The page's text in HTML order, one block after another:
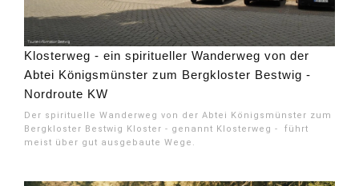
Klosterweg - ein spiritueller Wanderweg von der
Abtei Königsmünster zum Bergkloster Bestwig -
Nordroute KW
Der spirituelle Wanderweg von der Abtei Königsmünster zum
Bergkloster Bestwig Kloster - genannt Klosterweg - führt
meist über gut ausgebaute Wege.